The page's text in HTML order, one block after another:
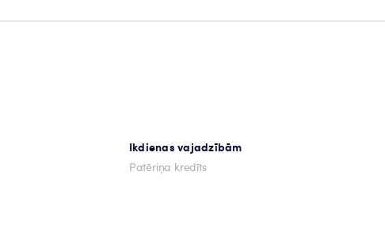
Ikdienas vajadzībām
Patēriņa kredīts